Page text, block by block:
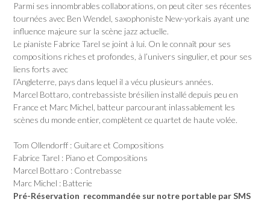
Parmi ses innombrables collaborations, on peut citer ses récentes
tournées avec Ben Wendel, saxophoniste New-yorkais ayant une
influence majeure sur la scène jazz actuelle.
Le pianiste Fabrice Tarel se joint à lui. On le connaît pour ses
compositions riches et profondes, à l’univers singulier, et pour ses
liens forts avec
l’Angleterre, pays dans lequel il a vécu plusieurs années.
Marcel Bottaro, contrebassiste brésilien installé depuis peu en
France et Marc Michel, batteur parcourant inlassablement les
scènes du monde entier, complètent ce quartet de haute volée.
Tom Ollendorff : Guitare et Compositions
Fabrice Tarel : Piano et Compositions
Marcel Bottaro : Contrebasse
Marc Michel : Batterie
Pré-Réservation recommandée sur notre portable par SMS